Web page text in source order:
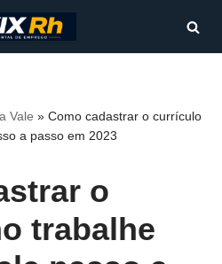
Vale » Como cadastrar o currículo
a passo em 2023
o
trabalhe